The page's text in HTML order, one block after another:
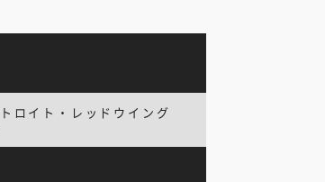
ロイト・レッドウイング